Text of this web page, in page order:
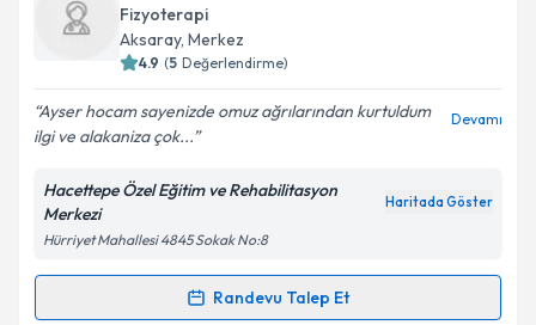
Fizyoterapi
Aksaray, Merkez
4.9 (5 Değerlendirme)
Ayser hocam sayenizde omuz ağrılarından kurtuldum
ilgi ve alakaniza çok...
Devamı
Hacettepe Özel Eğitim ve Rehabilitasyon
Merkezi
Haritada Göster
Hürriyet Mahallesi 4845 Sokak No:8
Randevu Talep Et
Randevu Takvimi Talebi